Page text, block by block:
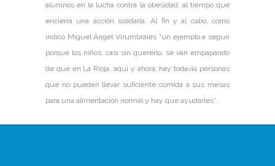
alumnos en la lucha contra la obesidad, al tiempo que
encierra una acción solidaria. Al fin y al cabo, como
indicó Miguel Ángel Virumbrales “un ejemplo a seguir
porque los niños, casi sin quererlo, se van empapando
de que en La Rioja, aquí y ahora, hay todavía personas
que no pueden llevar suficiente comida a sus mesas
para una alimentación normal y hay que ayudarles”.